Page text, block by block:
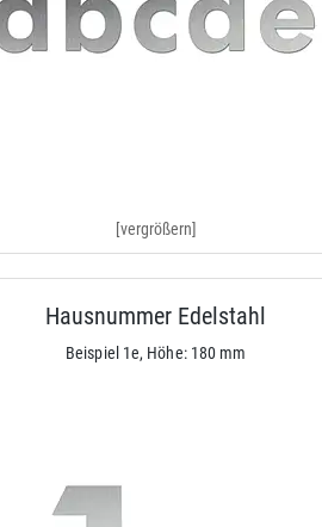
[vergrößern]
Hausnummer Edelstahl
Beispiel 1e, Höhe: 180 mm